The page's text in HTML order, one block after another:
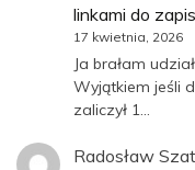
linkami do
17 kwietnia, 2026
Ja brałam
Wyjątkiem jeśli
zaliczył 1…
Radosław